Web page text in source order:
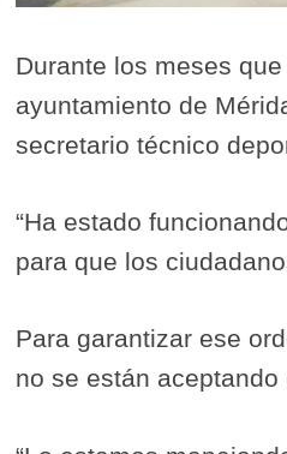
Durante los meses
ayuntamiento de
secretario técnico
“Ha estado
para que los
Para garantizar ese
no se están